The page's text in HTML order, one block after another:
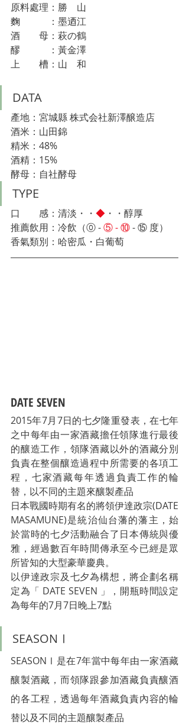
原料處理：勝　山
麴　　　：墨迺江
酒　　母：萩の鶴
醪　　　：黃金澤
上　　槽：山　和
DATA
產地：宮城縣 株式会社新澤醸造店
酒米：山田錦
精米：48%
酒精：15%
酵母：自社酵母
TYPE
口　　感：清淡・・ ◆ ・・醇厚
推薦飲用：冷飲（⓪ - ⑤ - ⑩ - ⑮ 度）
香氣類別： 哈密​​瓜 ・白葡萄
DATE SEVEN
2015年7月7日的七夕隆重發表，在七年
之中每年由一家酒藏擔任領隊進行最後
的釀造工作，領隊酒藏以外的酒藏分別
負責在整個釀造過程中所需要的各項工
程，七家酒藏每年透過負責工作的輪
替，以不同的主題來釀製產品
日本戰國時期有名的將領伊達政宗(DATE
MASAMUNE)是統治仙台藩的藩主，始
於當時的七夕活動融合了日本傳統與優
雅，經過數百年時間傳承至今已經是眾
所皆知的大型豪華慶典。
以伊達政宗及七夕為構想，將企劃名稱
定為「 DATE SEVEN 」，開瓶時間設定
為每年的7月7日晚上7點
SEASONⅠ
SEASONⅠ是在7年當中每年由一家酒藏
釀製酒藏，而領隊跟參加酒藏負責釀酒
的各工程，透過每年酒藏負責內容的輪
替以及不同的主題釀製產品